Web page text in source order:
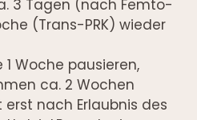
3 Tagen (nach Femto-
(Trans-PRK) wieder
1 Woche pausieren,
ca. 2 Wochen
nach Erlaubnis des